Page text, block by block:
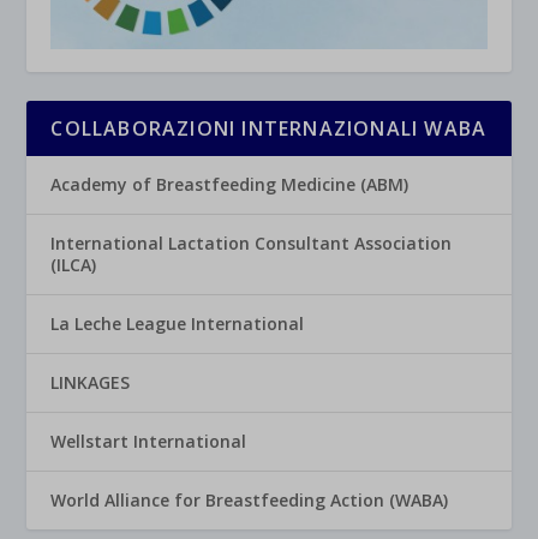
COLLABORAZIONI INTERNAZIONALI WABA
Academy of Breastfeeding Medicine (ABM)
International Lactation Consultant Association
(ILCA)
La Leche League International
LINKAGES
Wellstart International
World Alliance for Breastfeeding Action (WABA)